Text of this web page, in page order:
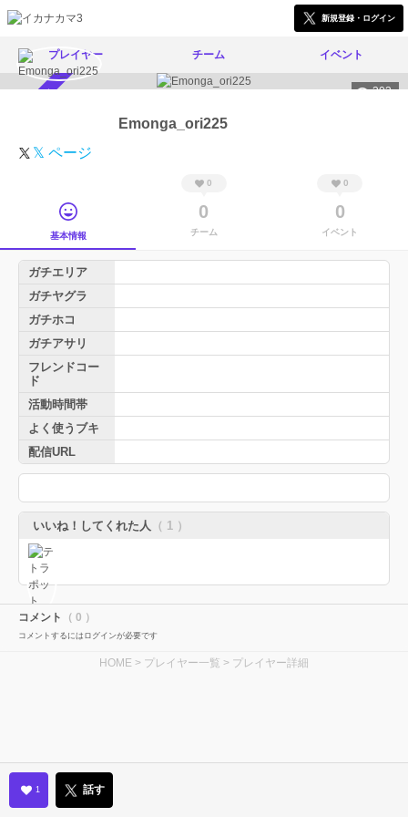
新規登録・ログイン
プレイヤー チーム イベント
303
Emonga_ori225
𝕏 ページ
基本情報
0
0
チーム
0
0
イベント
ガチエリア
ガチヤグラ
ガチホコ
ガチアサリ
フレンドコー
ド
活動時間帯
よく使うブキ
配信URL
いいね！してくれた人 （ 1 ）
コメント （ 0 ）
コメントするにはログインが必要です
HOME > プレイヤー一覧 > プレイヤー詳細
1 話す